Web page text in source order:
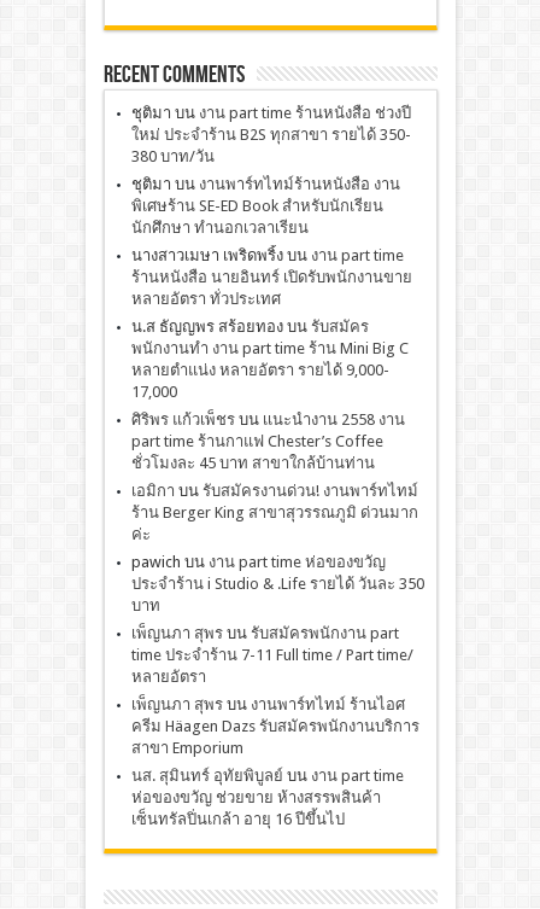
Recent Comments
ชุติมา บน งาน part time ร้านหนังสือ ช่วงปี
ใหม่ ประจำร้าน B2S ทุกสาขา รายได้ 350-
380 บาท/วัน
ชุติมา บน งานพาร์ทไทม์ร้านหนังสือ งาน
พิเศษร้าน SE-ED Book สำหรับนักเรียน
นักศึกษา ทำนอกเวลาเรียน
นางสาวเมษา เพริดพริ้งบน งาน part time
ร้านหนังสือ นายอินทร์ เปิดรับพนักงานขาย
หลายอัตรา ทั่วประเทศ
น.ส ธัญญพร สร้อยทองบน รับสมัคร
พนักงานทำ งาน part time ร้าน Mini Big C
หลายตำแน่ง หลายอัตรา รายได้ 9,000-
17,000
ศิริพร แก้วเพ็ชรบน เเนะนำงาน 2558 งาน
part time ร้านกาแฟ Chester’s Coffee
ชั่วโมงละ 45 บาท สาขาใกล้บ้านท่าน
เอมิกา บน รับสมัครงานด่วน! งานพาร์ทไทม์
ร้าน Berger King สาขาสุวรรณภูมิ ด่วนมาก
ค่ะ
pawich บน งาน part time ห่อของขวัญ
ประจำร้าน i Studio & .Life รายได้ วันละ 350
บาท
เพ็ญนภา สุพรบน รับสมัครพนักงาน part
time ประจำร้าน 7-11 Full time / Part time/
หลายอัตรา
เพ็ญนภา สุพรบน งานพาร์ทไทม์ ร้านไอศ
ครีม Häagen Dazs รับสมัครพนักงานบริการ
สาขา Emporium
นส. สุมินทร์ อุทัยพิบูลย์ บน งาน part time
ห่อของขวัญ ช่วยขาย ห้างสรรพสินค้า
เซ็นทรัลปิ่นเกล้า อายุ 16 ปีขึ้นไป